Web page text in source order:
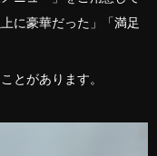
に豪華だった」「満足
とがあります。